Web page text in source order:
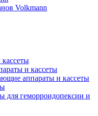
Volkmann
и кассеты
аппараты и кассеты
для геморроидопексии и